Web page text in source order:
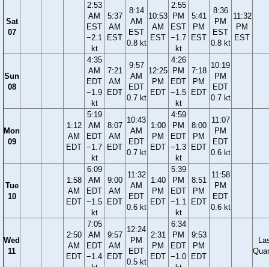
Sat
07
2:53
AM
EST
−2.1
kt
5:37
AM
EST
8:14
AM
EST
0.8 kt
10:53
AM
EST
2:55
PM
EST
−1.7
kt
5:41
PM
EST
8:36
PM
EST
0.8 kt
11:32
PM
EST
Sun
08
4:35
AM
EDT
−1.9
kt
7:21
AM
EDT
9:57
AM
EDT
0.7 kt
12:25
PM
EDT
4:26
PM
EDT
−1.5
kt
7:18
PM
EDT
10:19
PM
EDT
0.7 kt
Mon
09
1:12
AM
EDT
5:19
AM
EDT
−1.7
kt
8:07
AM
EDT
10:43
AM
EDT
0.7 kt
1:00
PM
EDT
4:59
PM
EDT
−1.3
kt
8:00
PM
EDT
11:07
PM
EDT
0.6 kt
Tue
10
1:58
AM
EDT
6:09
AM
EDT
−1.5
kt
9:00
AM
EDT
11:32
AM
EDT
0.6 kt
1:40
PM
EDT
5:39
PM
EDT
−1.1
kt
8:51
PM
EDT
11:58
PM
EDT
0.6 kt
Wed
11
2:50
AM
EDT
7:05
AM
EDT
−1.4
9:57
AM
EDT
12:24
PM
EDT
0.5 kt
2:31
PM
EDT
6:34
PM
EDT
−1.0
9:53
PM
EDT